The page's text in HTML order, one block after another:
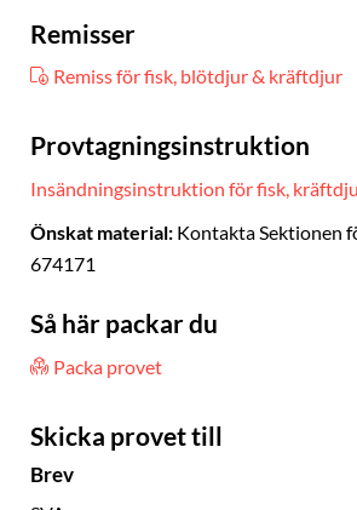
Remisser
Remiss för fisk, blötdjur & kräftdjur
Provtagningsinstruktion
Insändningsinstruktion för fisk,
Önskat material: Kontakta Sektionen
674171
Så här packar du
Packa provet
Skicka provet till
Brev